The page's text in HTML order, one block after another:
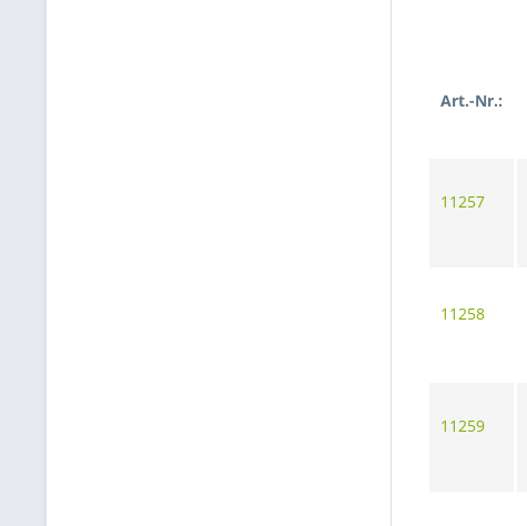
Art.-Nr.:
11257
11258
11259